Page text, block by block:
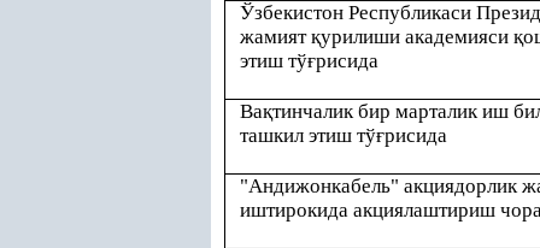
Ўзбекистон Республикаси
жамиятқурилиши академияси қ
этиш тўғрисида
Вақтинчалик бир марталик иш
ташкил этиш тўғрисида
"Андижонкабель" акциядорлик
иштирокида акциялаштириш